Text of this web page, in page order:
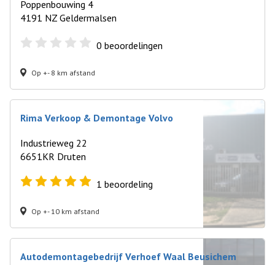
Poppenbouwing 4
4191 NZ Geldermalsen
0 beoordelingen
Op +- 8 km afstand
Rima Verkoop & Demontage Volvo
Industrieweg 22
6651KR Druten
1 beoordeling
Op +- 10 km afstand
Autodemontagebedrijf Verhoef Waal Beusichem